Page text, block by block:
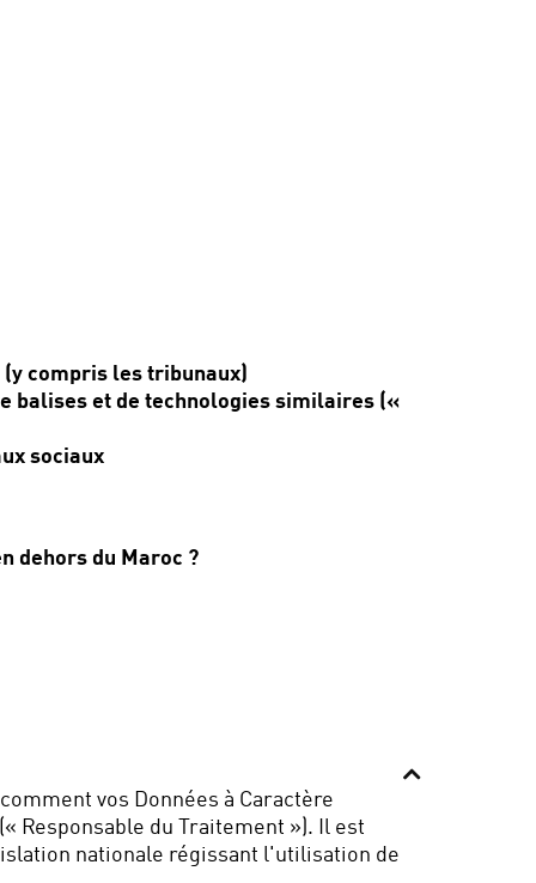
compris les tribunaux)
balises et de technologies similaires («
sociaux
dehors du Maroc ?
vos Données à Caractère
Responsable du Traitement »). Il est
nationale régissant l'utilisation de